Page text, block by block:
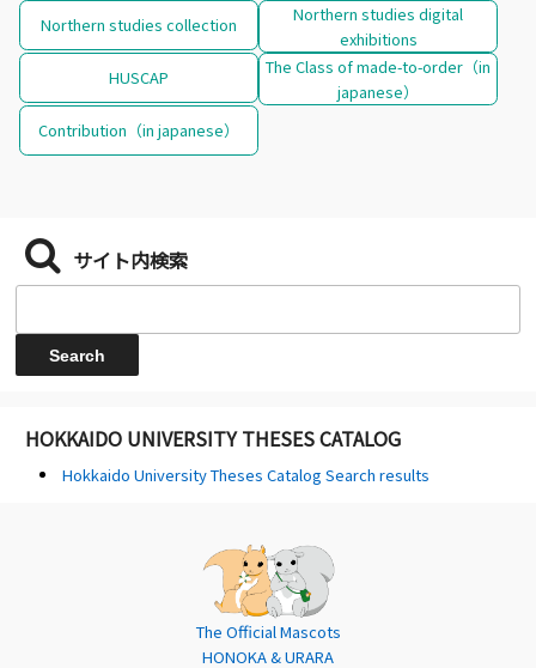
Northern studies collection
Northern studies digital
exhibitions
HUSCAP
The Class of made-to-order（in
japanese）
Contribution（in japanese）
サイト内検索
HOKKAIDO UNIVERSITY THESES CATALOG
Hokkaido University Theses Catalog Search results
The Official Mascots
HONOKA & URARA